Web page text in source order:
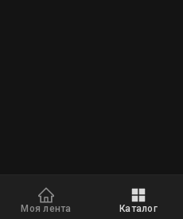
Моя лента Каталог